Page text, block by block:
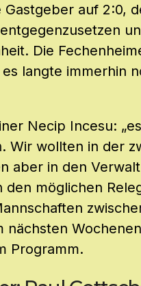
Gastgeber auf 2:0,
Die
langte immerhin
Necip Incesu:
Wir wollten in der
aber in den
den möglichen
nächsten
Programm.